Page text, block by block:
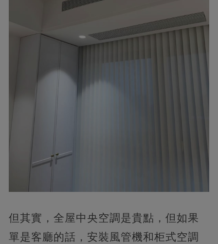
但其實，全屋中央空調是貴點，但如果
單是客廳的話，安裝風管機和柜式空調